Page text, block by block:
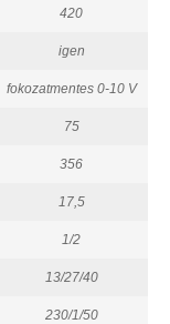
420
igen
fokozatmentes 0-10 V
75
356
17,5
1/2
13/27/40
230/1/50